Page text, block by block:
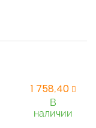
1 758,40
В
наличии